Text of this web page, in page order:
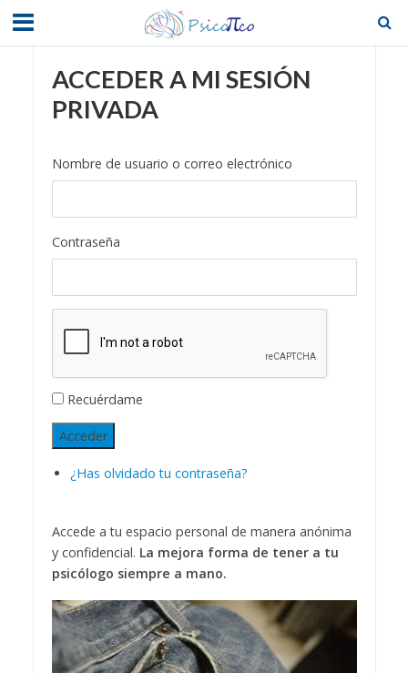
ACCEDER A MI SESIÓN
PRIVADA
Nombre de usuario o correo electrónico
Contraseña
Recuérdame
Acceder
¿Has olvidado tu contraseña?
Accede a tu espacio personal de manera anónima
y confidencial. La mejora forma de tener a tu
psicólogo siempre a mano.